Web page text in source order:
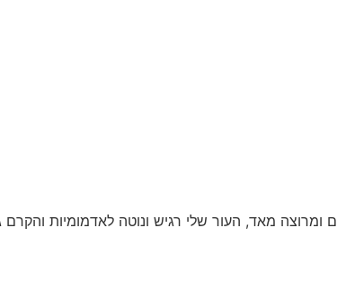
מאד, העור שלי רגיש ונוטה לאדמומיות והקרם